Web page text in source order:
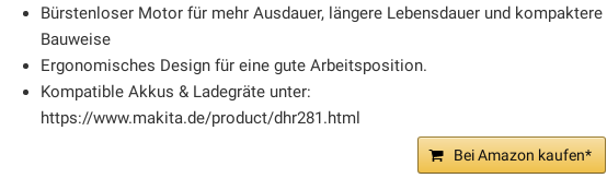
Bürstenloser Motor für mehr Ausdauer, längere Lebensdauer und kompaktere
Bauweise
Ergonomisches Design für eine gute Arbeitsposition.
Kompatible Akkus & Ladegräte unter:
https://www.makita.de/product/dhr281.html
Bei Amazon kaufen*